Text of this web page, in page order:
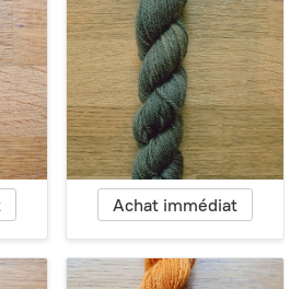
Achat immédiat